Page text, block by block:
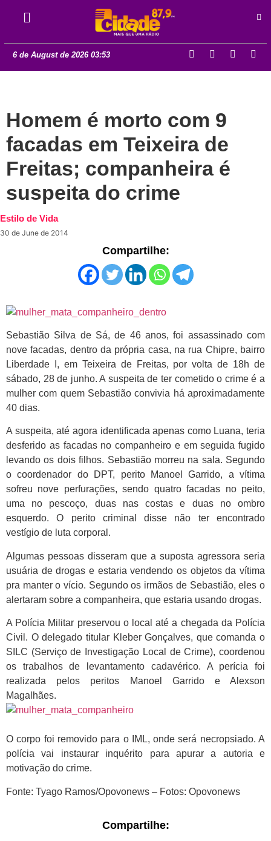
6 de August de 2026 03:53
Homem é morto com 9
facadas em Teixeira de
Freitas; companheira é
suspeita do crime
Estilo de Vida
30 de June de 2014
Compartilhe:
Sebastião Silva de Sá, de 46 anos, foi assassinado com
nove facadas, dentro da própria casa, na rua Chipre, bairro
Liberdade I, em Teixeira de Freitas, por volta de 18h de
sábado, 28 de junho. A suspeita de ter cometido o crime é a
mulher com quem Sebastião convivia há aproximadamente
40 dias.
A suspeita, até agora identificada apenas como Luana, teria
desferido as facadas no companheiro e em seguida fugido
levando os dois filhos. Sebastião morreu na sala. Segundo
o coordenador do DPT, perito Manoel Garrido, a vítima
sofreu nove perfurações, sendo quatro facadas no peito,
uma no pescoço, duas nas costas e duas no ombro
esquerdo. O perito criminal disse não ter encontrado
vestígio de luta corporal.
Algumas pessoas disseram que a suposta agressora seria
usuária de drogas e estaria vendendo os objetos da vítima
pra manter o vício. Segundo os irmãos de Sebastião, eles o
alertaram sobre a companheira, que estaria usando drogas.
A Polícia Militar preservou o local até a chegada da Polícia
Civil. O delegado titular Kleber Gonçalves, que comanda o
SILC (Serviço de Investigação Local de Crime), coordenou
os trabalhos de levantamento cadavérico. A perícia foi
realizada pelos peritos Manoel Garrido e Alexson
Magalhães.
O corpo foi removido para o IML, onde será necropsiado. A
polícia vai instaurar inquérito para apurar a autoria e
motivação do crime.
Fonte: Tyago Ramos/Opovonews – Fotos: Opovonews
Compartilhe: